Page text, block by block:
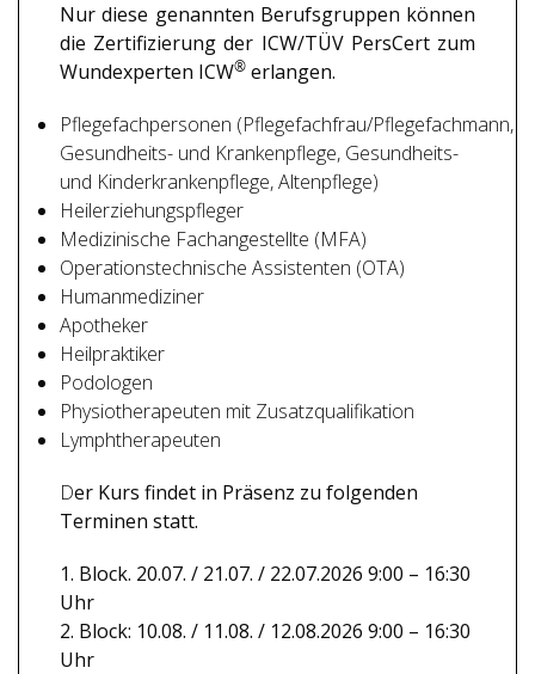
Nur diese genannten Berufsgruppen können
die Zertifizierung der ICW/TÜV PersCert zum
Wundexperten ICW® erlangen.
Pflegefachpersonen (Pflegefachfrau/Pflegefachmann,
Gesundheits- und Krankenpflege, Gesundheits-
und Kinderkrankenpflege, Altenpflege)
Heilerziehungspfleger
Medizinische Fachangestellte (MFA)
Operationstechnische Assistenten (OTA)
Humanmediziner
Apotheker
Heilpraktiker
Podologen
Physiotherapeuten mit Zusatzqualifikation
Lymphtherapeuten
Der Kurs findet in Präsenz zu folgenden
Terminen statt.
1. Block. 20.07. / 21.07. / 22.07.2026 9:00 – 16:30
Uhr
2. Block: 10.08. / 11.08. / 12.08.2026 9:00 – 16:30
Uhr